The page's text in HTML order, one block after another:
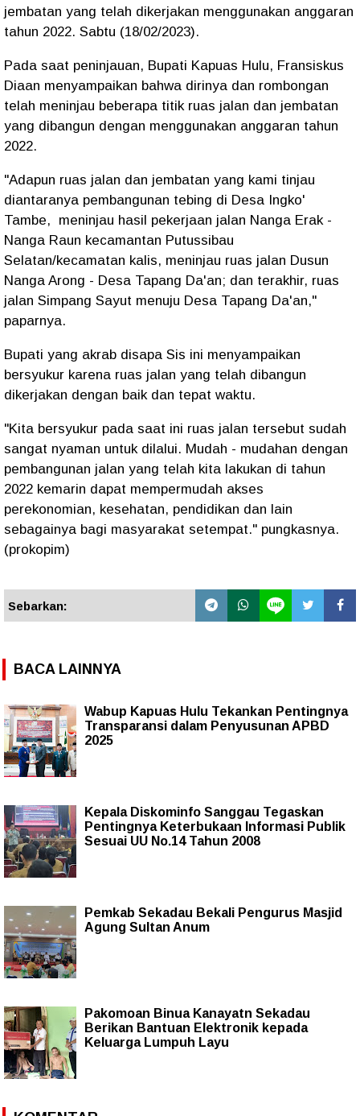
jembatan yang telah dikerjakan menggunakan anggaran
tahun 2022. Sabtu (18/02/2023).
Pada saat peninjauan, Bupati Kapuas Hulu, Fransiskus
Diaan menyampaikan bahwa dirinya dan rombongan
telah meninjau beberapa titik ruas jalan dan jembatan
yang dibangun dengan menggunakan anggaran tahun
2022.
"Adapun ruas jalan dan jembatan yang kami tinjau
diantaranya pembangunan tebing di Desa Ingko'
Tambe, meninjau hasil pekerjaan jalan Nanga Erak -
Nanga Raun kecamantan Putussibau
Selatan/kecamatan kalis, meninjau ruas jalan Dusun
Nanga Arong - Desa Tapang Da'an; dan terakhir, ruas
jalan Simpang Sayut menuju Desa Tapang Da'an,"
paparnya.
Bupati yang akrab disapa Sis ini menyampaikan
bersyukur karena ruas jalan yang telah dibangun
dikerjakan dengan baik dan tepat waktu.
"Kita bersyukur pada saat ini ruas jalan tersebut sudah
sangat nyaman untuk dilalui. Mudah - mudahan dengan
pembangunan jalan yang telah kita lakukan di tahun
2022 kemarin dapat mempermudah akses
perekonomian, kesehatan, pendidikan dan lain
sebagainya bagi masyarakat setempat." pungkasnya.
(prokopim)
Sebarkan:
BACA LAINNYA
Wabup Kapuas Hulu Tekankan Pentingnya
Transparansi dalam Penyusunan APBD
2025
Kepala Diskominfo Sanggau Tegaskan
Pentingnya Keterbukaan Informasi Publik
Sesuai UU No.14 Tahun 2008
Pemkab Sekadau Bekali Pengurus Masjid
Agung Sultan Anum
Pakomoan Binua Kanayatn Sekadau
Berikan Bantuan Elektronik kepada
Keluarga Lumpuh Layu